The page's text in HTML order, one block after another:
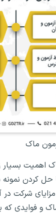
ماک
اهمیت بسیار
حل کردن
شرکت در
و فوایدی که